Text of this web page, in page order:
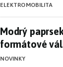
ELEKTROMOBILITA
Modrý
Modrý
formátové
NOVINKY